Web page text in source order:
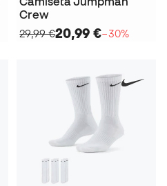
Crew
29,99 €20,99 €−30%